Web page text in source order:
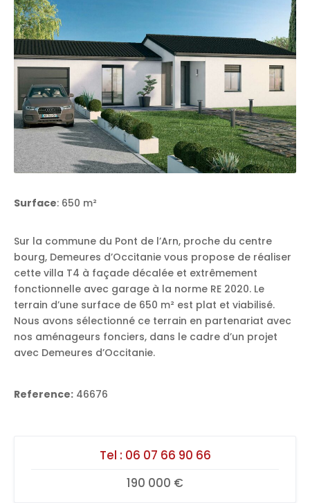
Surface: 650 m²
Sur la commune du Pont de l’Arn, proche du centre
bourg, Demeures d’Occitanie vous propose de réaliser
cette villa T4 à façade décalée et extrêmement
fonctionnelle avec garage à la norme RE 2020. Le
terrain d’une surface de 650 m² est plat et viabilisé.
Nous avons sélectionné ce terrain en partenariat avec
nos aménageurs fonciers, dans le cadre d’un projet
avec Demeures d’Occitanie.
Reference: 46676
Tel : 06 07 66 90 66
190 000 €